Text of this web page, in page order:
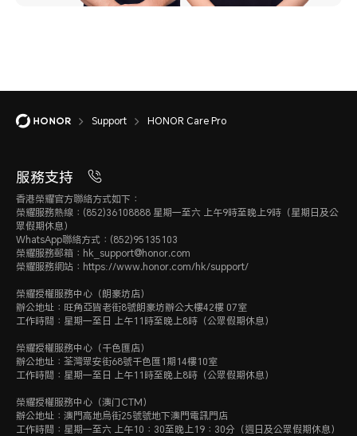
Support HONOR Care Pro
服務支持
香港榮耀官方聯絡方式如下：
榮耀服務熱線：(852)36108888 星期一至六 上午9時至晚上9時（星期日及公
眾假期休息）
WhatsApp聯絡方式：(852)95135103
榮耀服務郵箱：hk_support@honor.com
榮耀服務網站：https://www.honor.com/hk/support/
榮耀授權服務中心（朗豪坊店）
辦公地址：旺角亞皆老街8號朗豪坊辦公大樓42樓 07室
工作時間：星期一至日 上午11時至晚上8時（公眾假期休息）
榮耀授權服務中心（千色匯店）
辦公地址：荃灣眾安街68號千色匯1期14樓10室
工作時間：星期一至日 上午11時至晚上8時（公眾假期休息）
榮耀授權服務中心（澳门CTM）
辦公地址：澳門高地烏街25號號地下澳門電訊門店
工作時間：星期一至六 上午10：30至晚上19：30分（週日及公眾假期休息）